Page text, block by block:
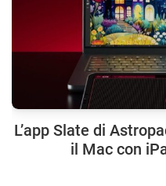
L’app Slate di
il Mac con